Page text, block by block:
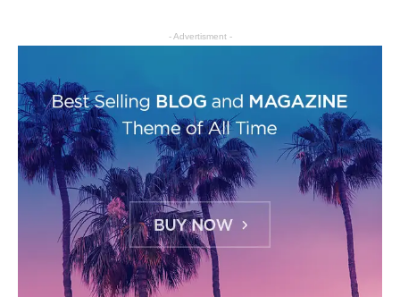
- Advertisment -